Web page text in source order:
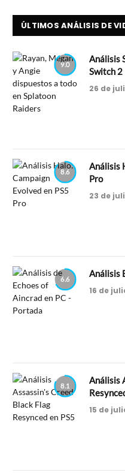
ÚLTIMOS ANÁLISIS DE
9.0
Análisis
Switch 2
26 de
8.6
Análisis
Pro
23 de
6.6
Análisis
16 de
8.1
Análisis
15 de